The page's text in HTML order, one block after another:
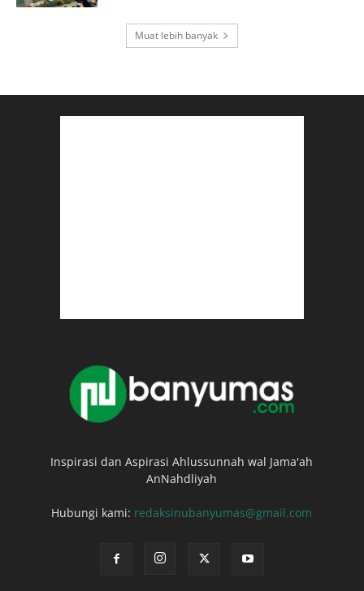
Muat lebih banyak
Inspirasi dan Aspirasi Ahlussunnah wal Jama'ah
AnNahdliyah
Hubungi kami: redaksinubanyumas@gmail.com